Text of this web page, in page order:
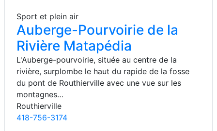
Sport et plein air
Auberge-Pourvoirie de la
Rivière Matapédia
L'Auberge-pourvoirie, située au centre de la
rivière, surplombe le haut du rapide de la fosse
du pont de Routhierville avec une vue sur les
montagnes…
Routhierville
418-756-3174